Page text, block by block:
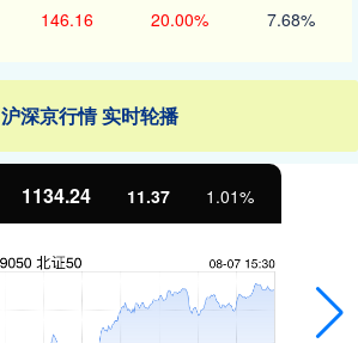
146.16 20.00% 7.68%
沪深京行情 实时轮播
1134.24 11.37 1.01%